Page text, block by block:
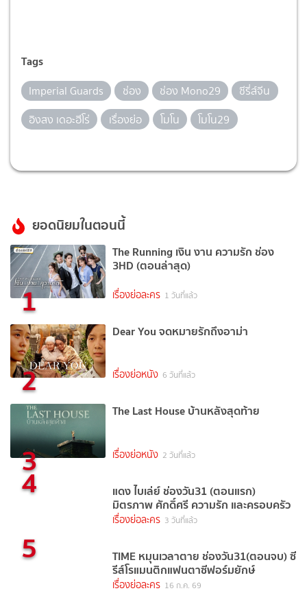
Tags
Imperial Guards ช่อง ช่อง Mono29
ซีรี่ส์จีน
อิงสง เดอะฮีโร่
เรื่องย่อ โมโน โมโน29
ยอดนิยมในตอนนี้
1
The Running เงิน งาน ความรัก ช่อง
3HD (ตอนล่าสุด)
เรื่องย่อละคร 1 วันที่แล้ว
2
Dear You จดหมายรักถึงอาม่า
เรื่องย่อหนัง 6 วันที่แล้ว
3
The Last House บ้านหลังสุดท้าย
เรื่องย่อหนัง 2 วันที่แล้ว
4 แดง ไบเล่ย์ ช่องวัน31 (ตอนแรก)
มิตรภาพ ศักดิ์ศรี ความรัก และครอบครัว
เรื่องย่อละคร 3 วันที่แล้ว
5 TIME หมุนเวลาตาย ช่องวัน31(ตอนจบ) ซี
รีส์โรแมนติกแฟนตาซีฟอร์มยักษ์
เรื่องย่อละคร 16 ก.ค. 69